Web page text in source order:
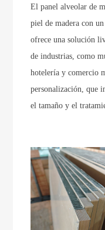
El panel alveolar de
piel de madera con
ofrece una solución
de industrias, como
hotelería y comercio
personalización, que
el tamaño y el